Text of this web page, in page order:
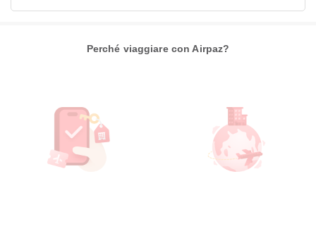
Perché viaggiare con Airpaz?